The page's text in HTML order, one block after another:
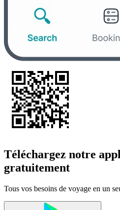
Téléchargez notre
gratuitement
Tous vos besoins de voyage en un